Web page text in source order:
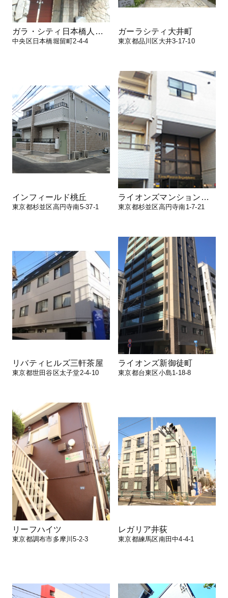
ガラ・シティ日本橋人形町
中央区日本橋堀留町2-4-4
ガーラシティ大井町
東京都品川区大井3-17-10
インフィールド桃丘
東京都杉並区高円寺南5-37-1
ライオンズマンション東高円寺
東京都杉並区高円寺南1-7-21
リバティヒルズ三軒茶屋
東京都世田谷区太子堂2-4-10
ライオンズ新御徒町
東京都台東区小島1-18-8
リーフハイツ
東京都調布市多摩川5-2-3
レガリア井荻
東京都練馬区南田中4-4-1